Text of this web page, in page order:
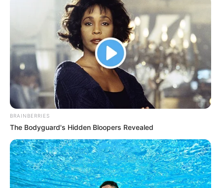
BRAINBERRIES
The Bodyguard's Hidden Bloopers Revealed